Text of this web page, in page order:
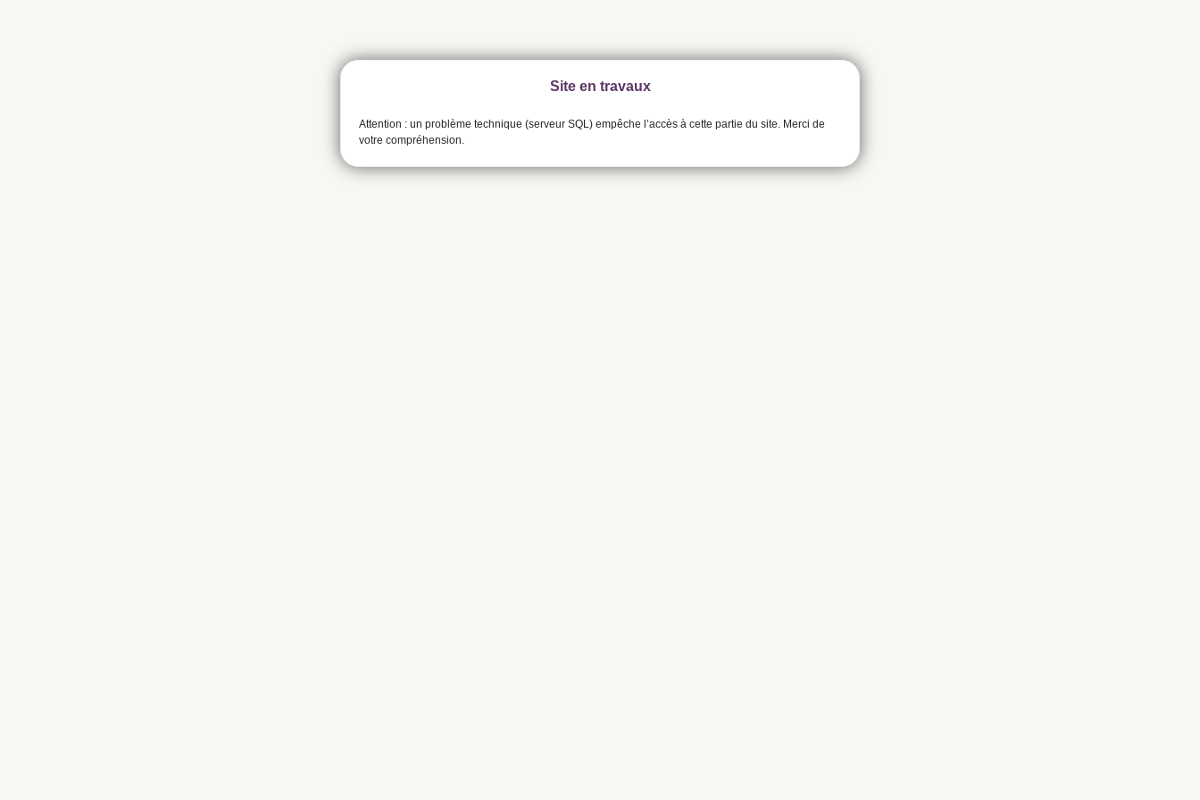
Site en travaux
Attention : un problème technique (serveur SQL) empêche l’accès à cette partie du site. Merci de
votre compréhension.